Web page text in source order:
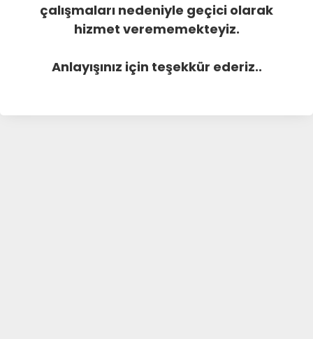
çalışmaları nedeniyle geçici olarak
hizmet verememekteyiz.
Anlayışınız için teşekkür ederiz..